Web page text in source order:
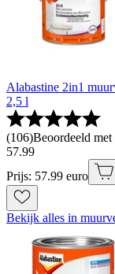
Alabastine 2in1
2,5 l
(106)Beoordeeld
57.99
Prijs: 57.99 euro
Bekijk alles in